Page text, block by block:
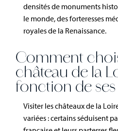
densités de monuments
le monde, des forteresses
royales de la Renaissance.
Comment
château de la
fonction de ses
Visiter les châteaux de la
variées : certains séduisent